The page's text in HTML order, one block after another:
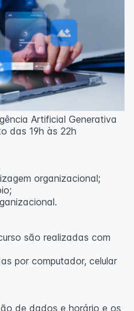
Artificial Generativa
das 19h às 22h
organizacional;
são realizadas com
por computador, celular
de dados e horário e os